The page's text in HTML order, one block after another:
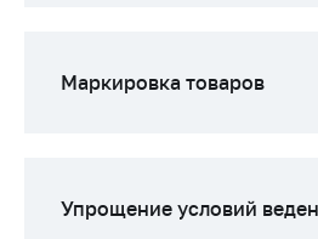
Маркировка товаров
Упрощение условий